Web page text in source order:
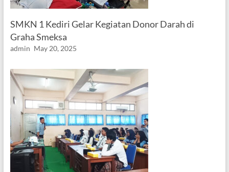
SMKN 1 Kediri Gelar Kegiatan Donor Darah di
Graha Smeksa
admin May 20, 2025